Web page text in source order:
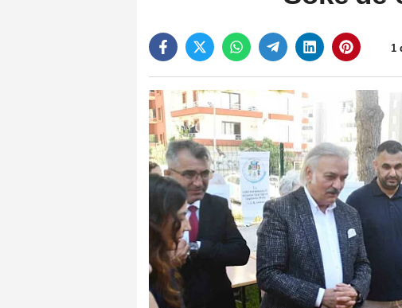
1